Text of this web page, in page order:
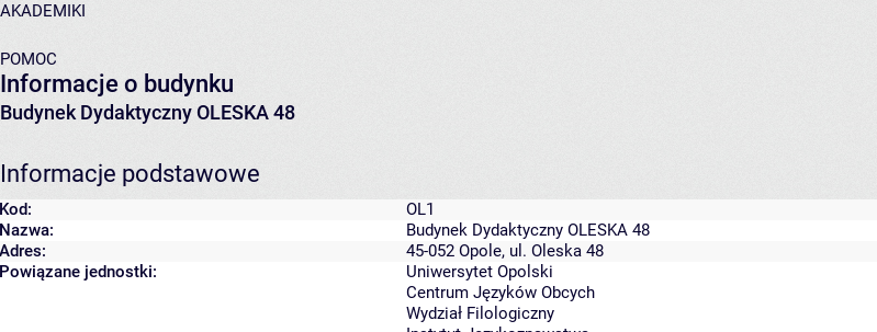
AKADEMIKI
POMOC
Informacje o budynku
Budynek Dydaktyczny OLESKA 48
Informacje podstawowe
Kod:
OL1
Nazwa:
Budynek Dydaktyczny OLESKA 48
Adres:
45-052 Opole, ul. Oleska 48
Powiązane jednostki:
Uniwersytet Opolski
Centrum Języków Obcych
Wydział Filologiczny